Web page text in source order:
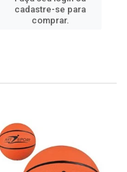
cadastre-se para
comprar.